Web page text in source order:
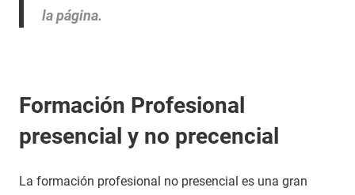
la página.
Formación Profesional
presencial y no precencial
La formación profesional no presencial es una gran